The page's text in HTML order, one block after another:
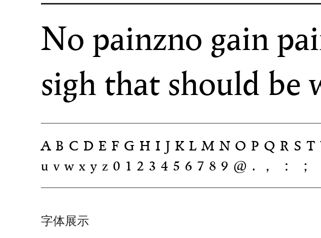
No painzno gain
sigh that should be
uvwxyz0123456789@.，：；
字体展示